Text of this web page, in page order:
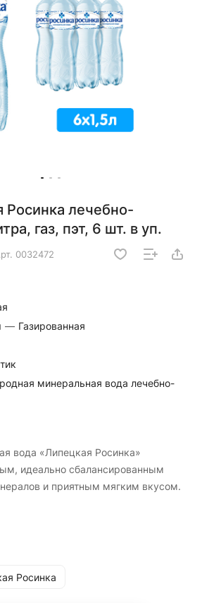
Росинка лечебно-
газ, пэт, 6 шт. в уп.
0032472
— Газированная
минеральная вода лечебно-
вода «Липецкая Росинка»
идеально сбалансированным
и приятным мягким вкусом.
Росинка